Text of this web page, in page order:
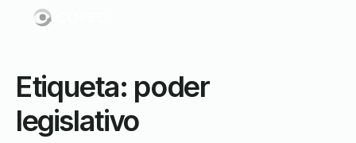
Etiqueta: poder
legislativo